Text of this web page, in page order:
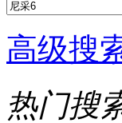
高级搜
热门搜